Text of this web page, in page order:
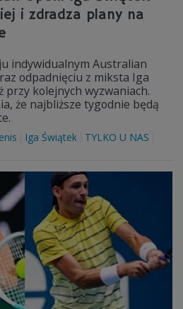
i zdradza plany na
indywidualnym Australian
odpadnięciu z miksta Iga
przy kolejnych wyzwaniach.
że najbliższe tygodnie będą
Iga Świątek
TYLKO U NAS